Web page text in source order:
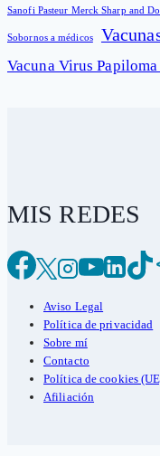
Sanofi Pasteur Merck Sharp and
Sobornos a médicos
Vacuna Virus
MIS REDES
Aviso Legal
Política de privacidad
Sobre mí
Contacto
Política de cookies
Afiliación